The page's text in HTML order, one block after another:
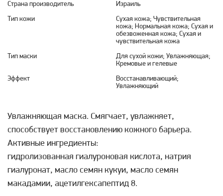
Страна производитель
Израиль
Тип кожи
Сухая кожа; Чувствительная
кожа; Нормальная кожа; Сухая и
обезвоженная кожа; Сухая и
чувствительная кожа
Тип маски
Для сухой кожи; Увлажняющая;
Кремовые и гелевые
Эффект
Восстанавливающий;
Увлажняющий
Увлажняющая маска. Смягчает, увлажняет,
способствует восстановлению кожного барьера.
Активные ингредиенты:
гидролизованная гиалуроновая кислота, натрия
гиалуронат, масло семян кукуи, масло семян
макадамии, ацетилгексапептид 8.